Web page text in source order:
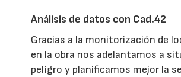
Análisis de datos con Cad.42
Gracias a la monitorización de
en la obra nos adelantamos a
peligro y planificamos mejor la